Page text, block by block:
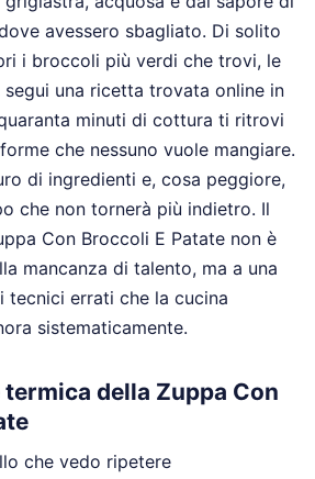
avessero sbagliato. Di solito
i broccoli più verdi che trovi, le
una ricetta trovata online in
minuti di cottura ti ritrovi
che nessuno vuole mangiare.
di ingredienti e, cosa peggiore,
che non tornerà più indietro. Il
Con Broccoli E Patate non è
mancanza di talento, ma a una
tecnici errati che la cucina
sistematicamente.
della Zuppa Con
che vedo ripetere